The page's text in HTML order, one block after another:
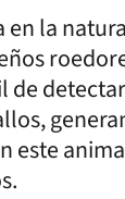
en la
de
este